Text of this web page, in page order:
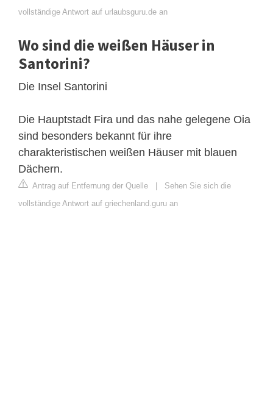
vollständige Antwort auf urlaubsguru.de an
Wo sind die weißen Häuser in
Santorini?
Die Insel Santorini
Die Hauptstadt Fira und das nahe gelegene Oia
sind besonders bekannt für ihre
charakteristischen weißen Häuser mit blauen
Dächern.
Antrag auf Entfernung der Quelle
Sehen Sie sich die
vollständige Antwort auf griechenland.guru an